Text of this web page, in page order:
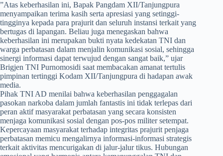
​”Atas keberhasilan ini, Bapak Pangdam XII/Tanjungpura
menyampaikan terima kasih serta apresiasi yang setinggi-
tingginya kepada para prajurit dan seluruh instansi terkait yang
bertugas di lapangan. Beliau juga menegaskan bahwa
keberhasilan ini merupakan bukti nyata kedekatan TNI dan
warga perbatasan dalam menjalin komunikasi sosial, sehingga
sinergi informasi dapat terwujud dengan sangat baik,” ujar
Brigjen TNI Purnomosidi saat membacakan amanat tertulis
pimpinan tertinggi Kodam XII/Tanjungpura di hadapan awak
media.
Pihak TNI AD menilai bahwa keberhasilan penggagalan
pasokan narkoba dalam jumlah fantastis ini tidak terlepas dari
peran aktif masyarakat perbatasan yang secara konsisten
menjaga komunikasi sosial dengan pos-pos militer setempat.
Kepercayaan masyarakat terhadap integritas prajurit penjaga
perbatasan memicu mengalirnya informasi-informasi strategis
terkait aktivitas mencurigakan di jalur-jalur tikus. Hubungan